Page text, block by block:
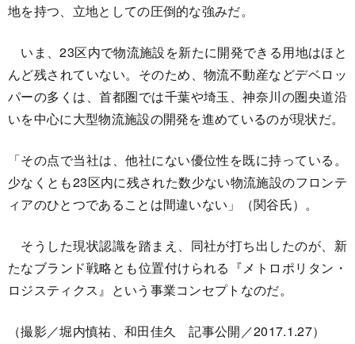
地を持つ、立地としての圧倒的な強みだ。
いま、23区内で物流施設を新たに開発できる用地はほと
んど残されていない。そのため、物流不動産などデベロッ
パーの多くは、首都圏では千葉や埼玉、神奈川の圏央道沿
いを中心に大型物流施設の開発を進めているのが現状だ。
「その点で当社は、他社にない優位性を既に持っている。
少なくとも23区内に残された数少ない物流施設のフロンテ
ィアのひとつであることは間違いない」（関谷氏）。
そうした現状認識を踏まえ、同社が打ち出したのが、新
たなブランド戦略とも位置付けられる『メトロポリタン・
ロジスティクス』という事業コンセプトなのだ。
（撮影／堀内慎祐、和田佳久 記事公開／2017.1.27）